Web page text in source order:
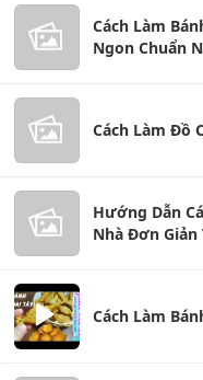
Cách Làm
Ngon Chuẩn
Cách Làm Đồ
Hướng Dẫn
Nhà Đơn Giản
Cách Làm